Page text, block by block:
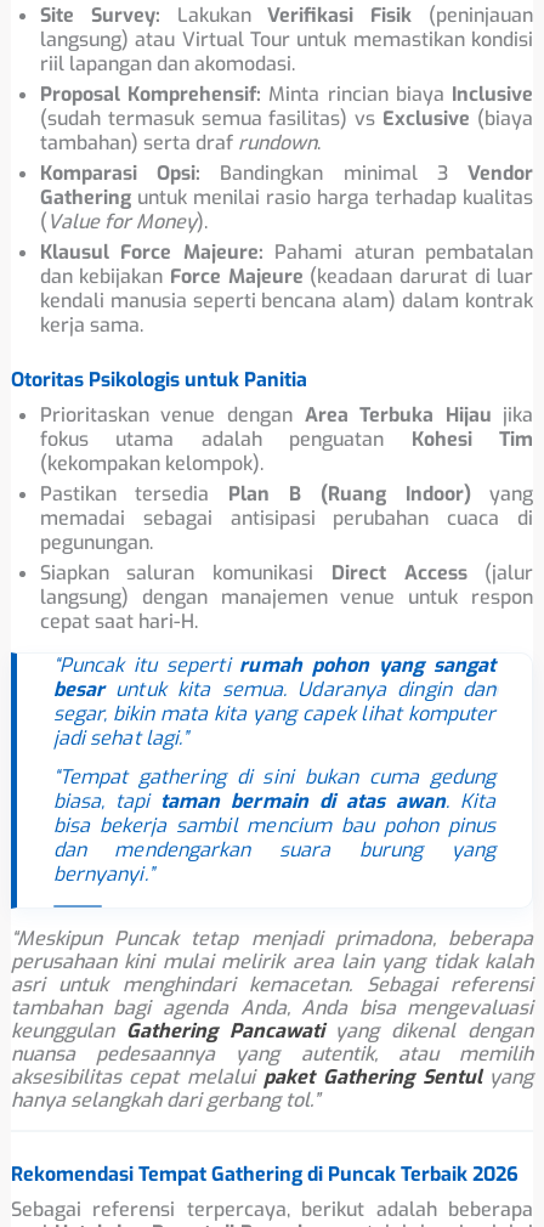
Site Survey: LakukanVerifikasi Fisik (peninjauan
langsung) atau Virtual Tour untuk memastikan kondisi
riil lapangan dan akomodasi.
Proposal Komprehensif: Minta rincian biaya Inclusive
(sudah termasuk semua fasilitas) vs Exclusive (biaya
tambahan) serta draf rundown.
Komparasi Opsi: Bandingkan minimal 3Vendor
Gatheringuntuk menilai rasio harga terhadap kualitas
(Value for Money).
Klausul Force Majeure: Pahami aturan pembatalan
dan kebijakan Force Majeure (keadaan darurat di luar
kendali manusia seperti bencana alam) dalam kontrak
kerja sama.
Otoritas Psikologis untuk Panitia
Prioritaskan venue dengan Area Terbuka Hijau jika
fokus utama adalah penguatan Kohesi Tim
(kekompakan kelompok).
Pastikan tersedia Plan B (Ruang Indoor)yang
memadai sebagai antisipasi perubahan cuaca di
pegunungan.
Siapkan saluran komunikasi Direct Access(jalur
langsung) dengan manajemen venue untuk respon
cepat saat hari-H.
”
“Puncak itu seperti rumah pohon yang sangat
besaruntuk kita semua. Udaranya dingin dan
segar, bikin mata kita yang capek lihat komputer
jadi sehat lagi.”
“Tempat gathering di sini bukan cuma gedung
biasa, tapi taman bermain di atas awan. Kita
bisa bekerja sambil mencium bau pohon pinus
dan mendengarkan suara burung yang
bernyanyi.”
“Meskipun Puncak tetap menjadi primadona, beberapa
perusahaan kini mulai melirik area lain yang tidak kalah
asri untuk menghindari kemacetan. Sebagai referensi
tambahan bagi agenda Anda, Anda bisa mengevaluasi
keunggulan Gathering Pancawatiyang dikenal dengan
nuansa pedesaannya yang autentik, atau memilih
aksesibilitas cepat melalui paket Gathering Sentulyang
hanya selangkah dari gerbang tol.”
Rekomendasi Tempat Gathering di Puncak Terbaik 2026
Sebagai referensi terpercaya, berikut adalah beberapa